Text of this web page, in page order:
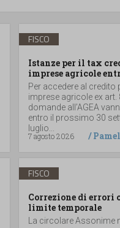
FISCO
Istanze per il tax
imprese agricole
Per accedere al credito
imprese agricole ex art.
domande all’AGEA
entro il prossimo 30
luglio...
7 agosto 2026
/
FISCO
Correzione di errori
limite temporale
La circolare Assonime